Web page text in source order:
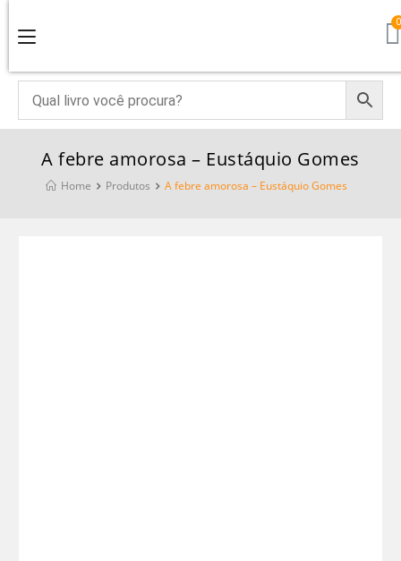
A febre amorosa – Eustáquio Gomes
Home Produtos A febre amorosa – Eustáquio Gomes